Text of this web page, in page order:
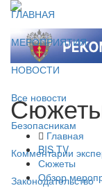
ГЛАВНАЯ
МЕРОПРИЯТИЯ
НОВОСТИ
Все новости
Безопасникам
Комментарии
Законодательство
Главная
BIS TV
Сюжеты
Обзор